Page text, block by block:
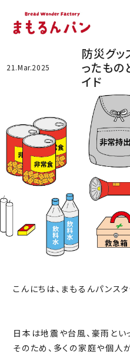
21.Mar.2025
防災グッ
ったもの
イド
こんにちは、まもるんパンス
日本は地震や台風、豪雨とい
そのため、多くの家庭や個人